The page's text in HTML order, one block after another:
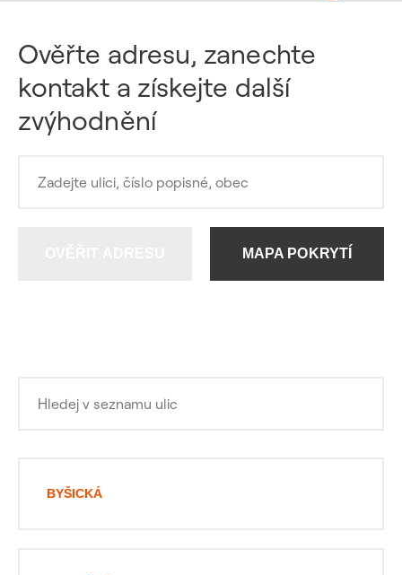
Ověřte adresu, zanechte
kontakt a získejte další
zvýhodnění
MAPA POKRYTÍ
BYŠICKÁ